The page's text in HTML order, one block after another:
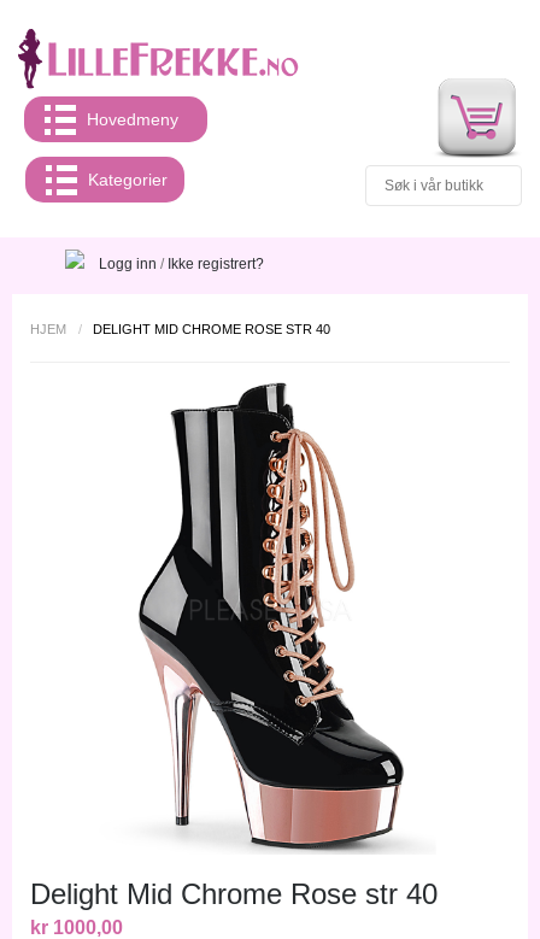
Hovedmeny
Kategorier
Logg inn / Ikke registrert?
HJEM / DELIGHT MID CHROME ROSE STR 40
Delight Mid Chrome Rose str 40
kr 1000,00